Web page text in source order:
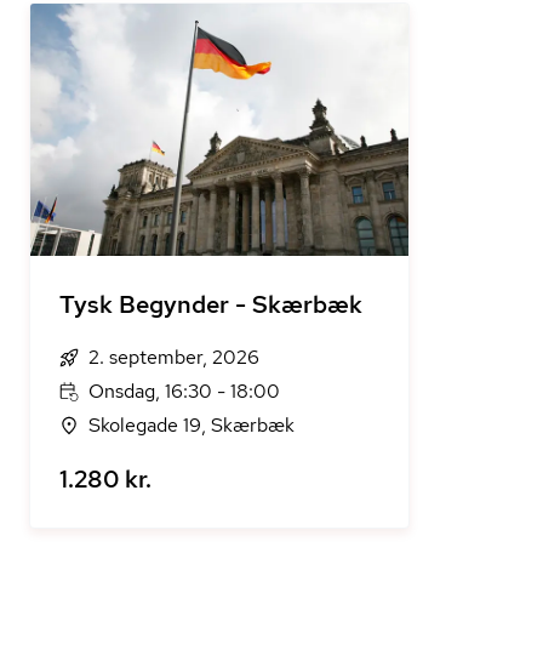
Tysk Begynder - Skærbæk
2. september, 2026
Onsdag, 16:30 - 18:00
Skolegade 19, Skærbæk
1.280 kr.